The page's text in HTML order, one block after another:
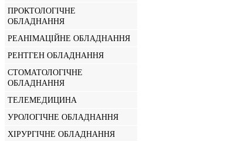
ПРОКТОЛОГІЧНЕ
ОБЛАДНАННЯ
РЕАНІМАЦІЙНЕ ОБЛАДНАННЯ
РЕНТГЕН ОБЛАДНАННЯ
СТОМАТОЛОГІЧНЕ
ОБЛАДНАННЯ
ТЕЛЕМЕДИЦИНА
УРОЛОГІЧНЕ ОБЛАДНАННЯ
ХІРУРГІЧНЕ ОБЛАДНАННЯ